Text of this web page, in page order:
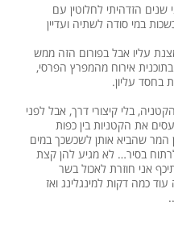
הזדהיתי לחלוטין עם
במי סודה לשתיה ועדיין
עליו אבל בפורום הזה ממש
אירוח מהמפרץ הפרסי,
בחסד עליון.
בלי קיצורי דרך, אבל לפני
את הקטניות בין כפות
המר שהביא אותן לשכשכך במים
בסיר… לא מגיע להן קצת
אני חוזרת לאכול בשר
כמה דקות למינגלינג ואז